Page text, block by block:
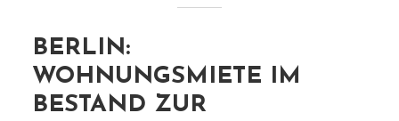
BERLIN:
WOHNUNGSMIETE IM
BESTAND ZUR